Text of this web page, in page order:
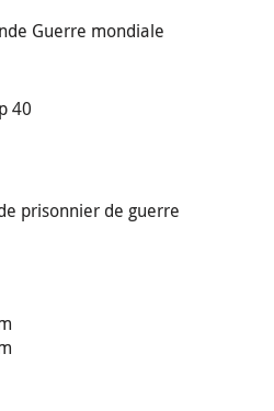
Guerre mondiale
40
prisonnier de guerre